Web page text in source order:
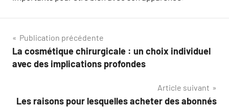
Navigation
de
Publication précédente
La cosmétique chirurgicale : un choix individuel
avec des implications profondes
Article suivant
Les raisons pour lesquelles acheter des abonnés